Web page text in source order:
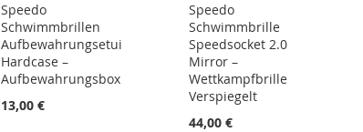
Speedo
Schwimmbrillen
Aufbewahrungsetui
Hardcase –
Aufbewahrungsbox
13,00 €
Speedo
Schwimmbrille
Speedsocket 2.0
Mirror –
Wettkampfbrille
Verspiegelt
44,00 €